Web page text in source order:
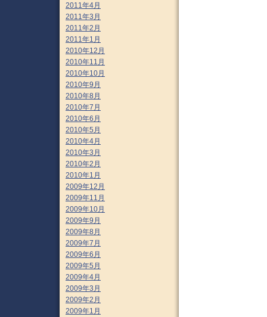
2011年4月
2011年3月
2011年2月
2011年1月
2010年12月
2010年11月
2010年10月
2010年9月
2010年8月
2010年7月
2010年6月
2010年5月
2010年4月
2010年3月
2010年2月
2010年1月
2009年12月
2009年11月
2009年10月
2009年9月
2009年8月
2009年7月
2009年6月
2009年5月
2009年4月
2009年3月
2009年2月
2009年1月